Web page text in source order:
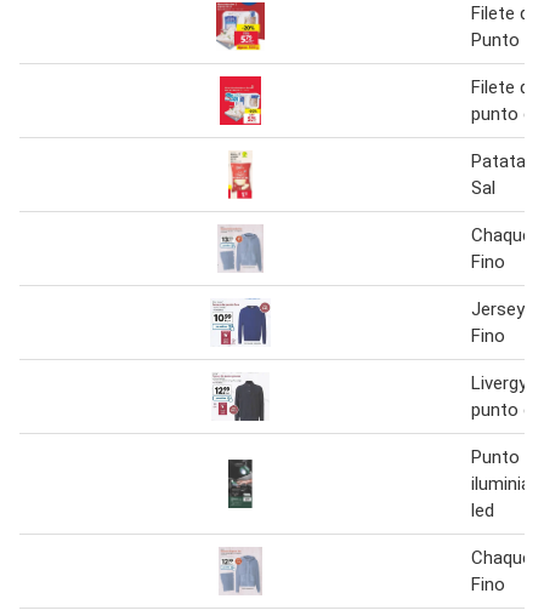
Filete
Punto
Filete
punto
Patatas
Sal
Fino
Jersey
Fino
Livergy
punto
Punto
led
Fino